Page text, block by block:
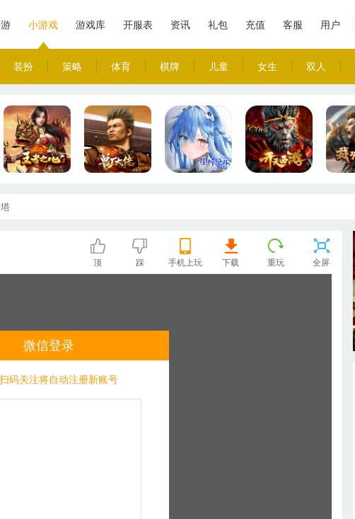
小游戏
装扮 策略 体育 棋牌 儿童 女生 双人
游戏库 开服表 资讯 礼包 充值 客服 用户
顶 踩 手机上玩 下载 重玩 全屏
微信登录
码关注将自动注册新账号